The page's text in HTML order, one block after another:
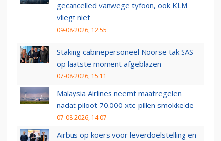
gecancelled vanwege tyfoon, ook KLM
vliegt niet
09-08-2026, 12:55
Staking cabinepersoneel Noorse tak SAS
op laatste moment afgeblazen
07-08-2026, 15:11
Malaysia Airlines neemt maatregelen
nadat piloot 70.000 xtc-pillen smokkelde
07-08-2026, 14:07
Airbus op koers voor leverdoelstelling en